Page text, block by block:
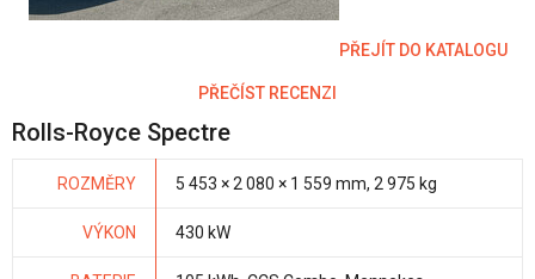
PŘEJÍT DO KATALOGU
PŘEČÍST RECENZI
Rolls-Royce Spectre
ROZMĚRY 5 453 × 2 080 × 1 559 mm, 2 975 kg
VÝKON 430 kW